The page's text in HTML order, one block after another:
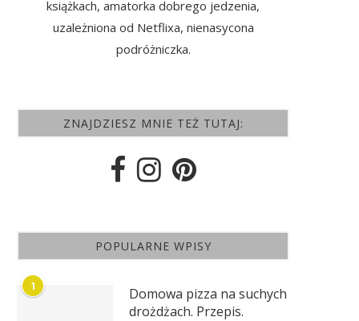
książkach, amatorka dobrego jedzenia,
uzależniona od Netflixa, nienasycona
podróżniczka.
ZNAJDZIESZ MNIE TEŻ TUTAJ:
POPULARNE WPISY
1
Domowa pizza na suchych
drożdżach. Przepis.